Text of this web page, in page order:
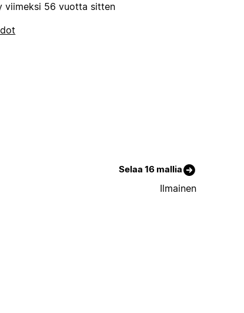
viimeksi 56 vuotta sitten
Selaa 16 mallia
Ilmainen